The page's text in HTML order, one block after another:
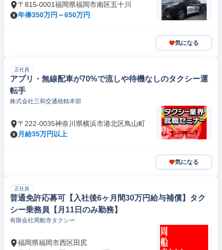
〒815-0001福岡県福岡市南区五十川
年俸350万円～650万円
気になる
正社員
アプリ・無線配車が70%で流しや待機なしのタクシー運
転手
株式会社三和交通統轄本部
〒222-0035神奈川県横浜市港北区鳥山町
月給35万円以上
気になる
正社員
普通免許応募可【入社後6ヶ月間30万円給与補償】タク
シー乗務員【月11日のみ勤務】
有限会社周船寺タクシー
福岡県福岡市西区田尻